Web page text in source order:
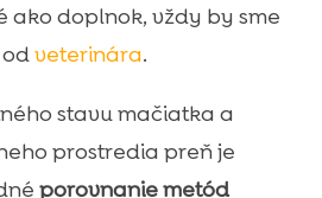
ako doplnok, vždy by sme
veterinára.
stavu mačiatka a
prostredia preň je
porovnanie metód